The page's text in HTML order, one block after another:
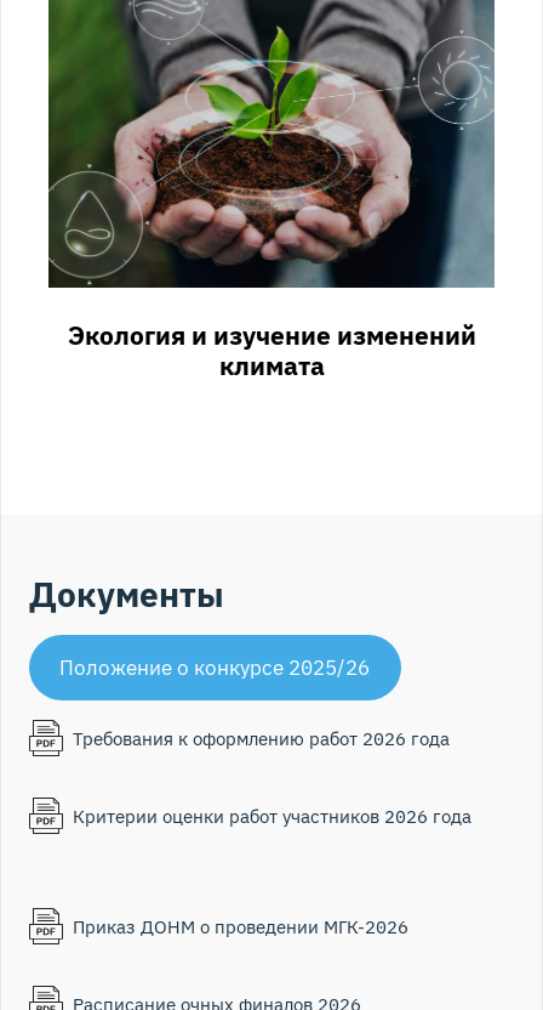
Экология и изучение изменений
климата
Документы
Положение о конкурсе 2025/26
Требования к оформлению работ 2026 года
Критерии оценки работ участников 2026 года
Приказ ДОНМ о проведении МГК-2026
Расписание очных финалов 2026